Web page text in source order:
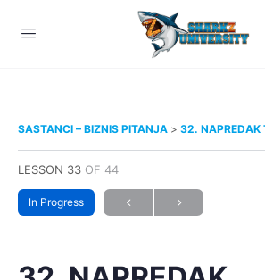
SASTANCI – BIZNIS PITANJA 32. NAPREDAK
LESSON 33 OF 44
In Progress